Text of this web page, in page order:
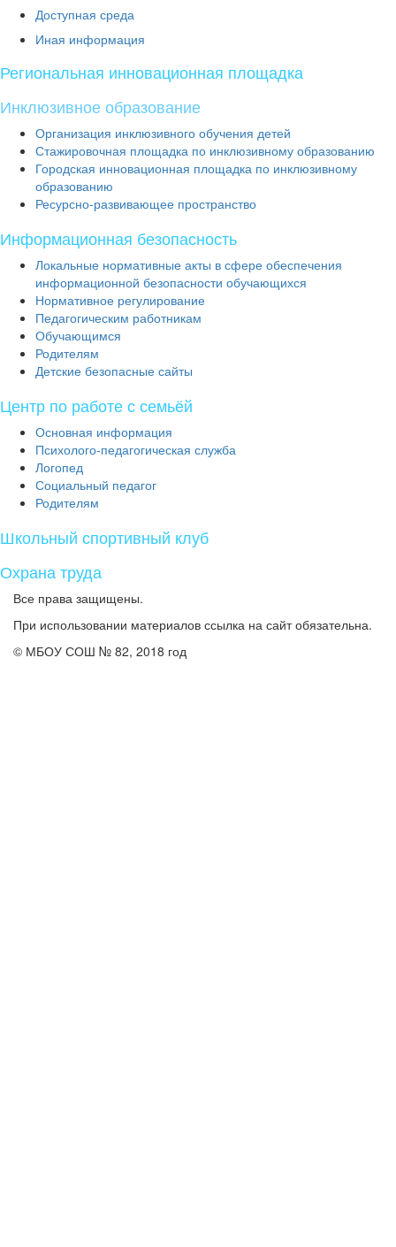
Доступная среда
Иная информация
Региональная инновационная площадка
Инклюзивное образование
Организация инклюзивного обучения детей
Стажировочная площадка по инклюзивному образованию
Городская инновационная площадка по инклюзивному
образованию
Ресурсно-развивающее пространство
Информационная безопасность
Локальные нормативные акты в сфере обеспечения
информационной безопасности обучающихся
Нормативное регулирование
Педагогическим работникам
Обучающимся
Родителям
Детские безопасные сайты
Центр по работе с семьёй
Основная информация
Психолого-педагогическая служба
Логопед
Социальный педагог
Родителям
Школьный спортивный клуб
Охрана труда
Все права защищены.
При использовании материалов ссылка на сайт обязательна.
© МБОУ СОШ № 82, 2018 год